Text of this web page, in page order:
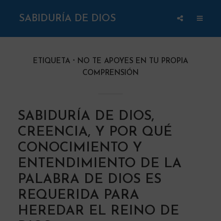
SABIDURÍA DE DIOS
ETIQUETA
NO TE APOYES EN TU PROPIA
COMPRENSIÓN
SABIDURÍA DE DIOS,
CREENCIA, Y POR QUÉ
CONOCIMIENTO Y
ENTENDIMIENTO DE LA
PALABRA DE DIOS ES
REQUERIDA PARA
HEREDAR EL REINO DE